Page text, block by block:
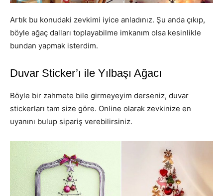
Artık bu konudaki zevkimi iyice anladınız. Şu anda çıkıp,
böyle ağaç dalları toplayabilme imkanım olsa kesinlikle
bundan yapmak isterdim.
Duvar Sticker’ı ile Yılbaşı Ağacı
Böyle bir zahmete bile girmeyeyim derseniz, duvar
stickerları tam size göre. Online olarak zevkinize en
uyanını bulup sipariş verebilirsiniz.